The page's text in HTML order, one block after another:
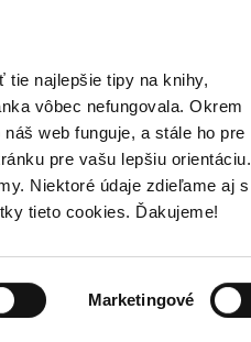
tie najlepšie tipy na knihy,
vôbec nefungovala. Okrem
web funguje, a stále ho pre
pre vašu lepšiu orientáciu.
Niektoré údaje zdieľame aj s
tieto cookies. Ďakujeme!
Marketingové